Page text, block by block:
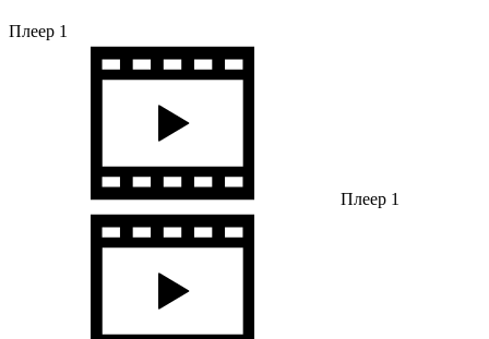
Плеер 1
Плеер 1